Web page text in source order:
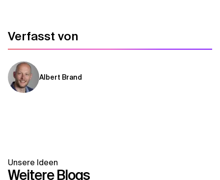
Verfasst von
Albert Brand
Unsere Ideen
Weitere Blogs